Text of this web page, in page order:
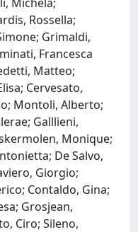
Rossella;
Grimaldi,
Francesca
Matteo;
Cervesato,
Montoli, Alberto;
Galllieni,
Monique;
De Salvo,
Giorgio;
Contaldo, Gina;
Grosjean,
Ciro; Sileno,